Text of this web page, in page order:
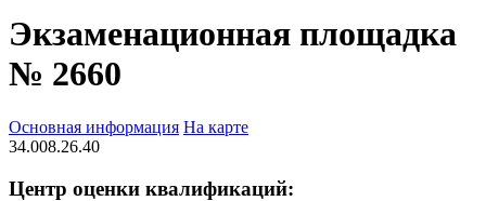
Экзаменационная площадка
№ 2660
Основная информация На карте
34.008.26.40
Центр оценки квалификаций: